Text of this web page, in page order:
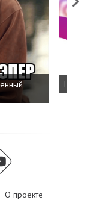
О проекте